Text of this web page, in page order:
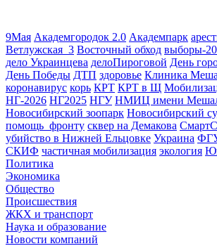
9Мая Академгородок 2.0 Академпарк
Ветлужская_3 Восточный обход выборы-
дело Украинцева делоПироговой День
День Победы ДТП здоровье Клиника
коронавирус корь КРТ КРТ в Щ
НГ-2026 НГ2025 НГУ НМИЦ имени
Новосибирский зоопарк Новосибирский
помощь_фронту сквер на Демакова
убийство в Нижней Ельцовке Украина
СКИФ частичная мобилизация экология
Политика
Экономика
Общество
Происшествия
ЖКХ и транспорт
Наука и образование
Новости компаний